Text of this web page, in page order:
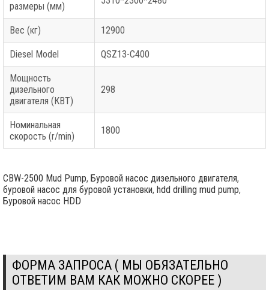
размеры (мм)
Вес (кг) 12900
Diesel Model QSZ13-C400
Мощность
дизельного
двигателя (КВТ)
298
Номинальная
скорость (r/min)
1800
CBW-2500 Mud Pump, Буровой насос дизельного двигателя,
буровой насос для буровой установки, hdd drilling mud pump,
Буровой насос HDD
ФОРМА ЗАПРОСА ( МЫ ОБЯЗАТЕЛЬНО
ОТВЕТИМ ВАМ КАК МОЖНО СКОРЕЕ )